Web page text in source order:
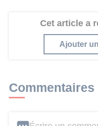
Cet article a
Ajouter
Commentaires